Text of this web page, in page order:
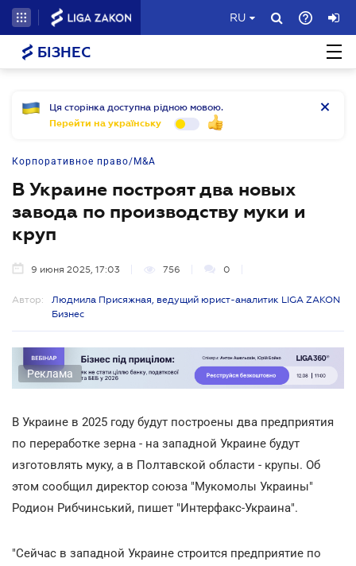
RU
БІЗНЕС
Ця сторінка доступна рідною мовою.
Перейти на українську
Корпоративное право/M&A
В Украине построят два новых
завода по производству муки и
круп
9 июня 2025, 17:03 756 0
Автор:
Людмила Присяжная, ведущий юрист-аналитик LIGA ZAKON
Бизнес
Реклама
В Украине в 2025 году будут построены два предприятия
по переработке зерна - на западной Украине будут
изготовлять муку, а в Полтавской области - крупы. Об
этом сообщил директор союза "Мукомолы Украины"
Родион Рибчинський, пишет "Интерфакс-Украина".
"Сейчас в западной Украине строится предприятие по